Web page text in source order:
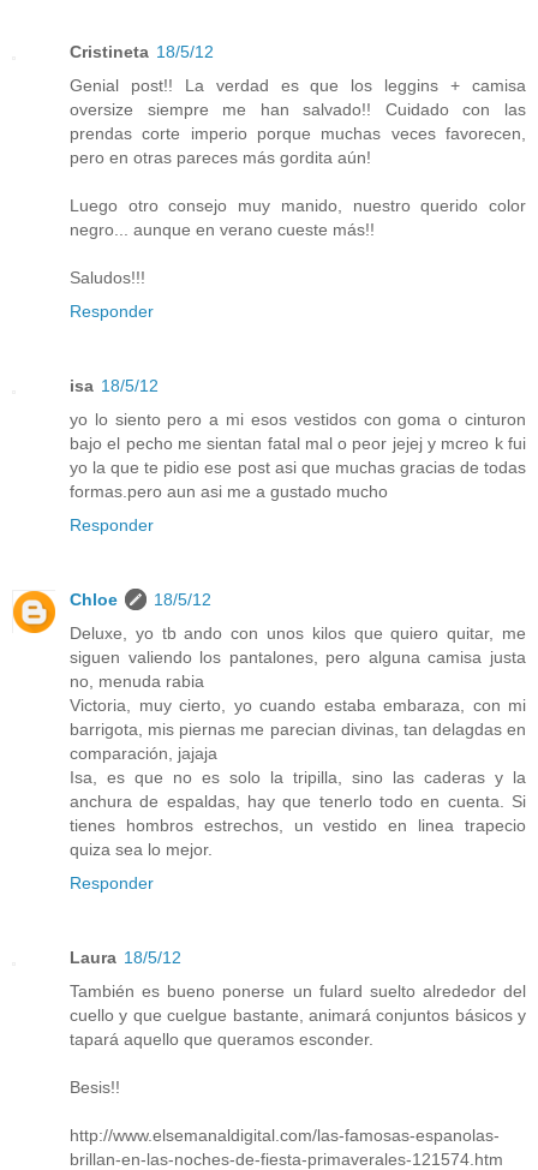
Cristineta 18/5/12
Genial post!! La verdad es que los leggins + camisa
oversize siempre me han salvado!! Cuidado con las
prendas corte imperio porque muchas veces favorecen,
pero en otras pareces más gordita aún!
Luego otro consejo muy manido, nuestro querido color
negro... aunque en verano cueste más!!
Saludos!!!
Responder
isa 18/5/12
yo lo siento pero a mi esos vestidos con goma o cinturon
bajo el pecho me sientan fatal mal o peor jejej y mcreo k fui
yo la que te pidio ese post asi que muchas gracias de todas
formas.pero aun asi me a gustado mucho
Responder
Chloe
18/5/12
Deluxe, yo tb ando con unos kilos que quiero quitar, me
siguen valiendo los pantalones, pero alguna camisa justa
no, menuda rabia
Victoria, muy cierto, yo cuando estaba embaraza, con mi
barrigota, mis piernas me parecian divinas, tan delagdas en
comparación, jajaja
Isa, es que no es solo la tripilla, sino las caderas y la
anchura de espaldas, hay que tenerlo todo en cuenta. Si
tienes hombros estrechos, un vestido en linea trapecio
quiza sea lo mejor.
Responder
Laura 18/5/12
También es bueno ponerse un fulard suelto alrededor del
cuello y que cuelgue bastante, animará conjuntos básicos y
tapará aquello que queramos esconder.
Besis!!
http://www.elsemanaldigital.com/las-famosas-espanolas-
brillan-en-las-noches-de-fiesta-primaverales-121574.htm